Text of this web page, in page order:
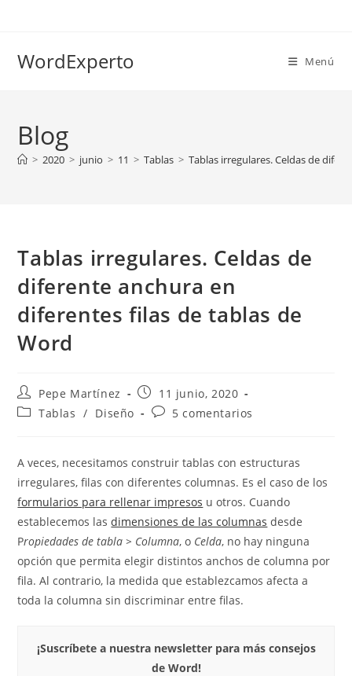
WordExperto Menú
Blog
> 2020 > junio > 11 > Tablas > Tablas irregulares. Celdas de
Tablas irregulares. Celdas de
diferente anchura en
diferentes filas de tablas de
Word
Autor
de
la
Pepe Martínez
Publicación
11 junio, 2020
Categoría
entrada:
Tablas / Diseño
Comentarios
entrada:
5 comentarios
A veces, necesitamos construir tablas con estructuras
irregulares, filas con diferentes columnas. Es el caso de los
formularios para rellenar impresos u otros. Cuando
establecemos lasdimensiones de las columnas desde
Propiedades de tabla > Columna, o Celda, no hay ninguna
opción que permita elegir distintos anchos de columna por
fila. Al contrario, la medida que establezcamos afecta a
toda la columna sin discriminar entre filas.
¡Suscríbete a nuestra newsletter para más consejos
de Word!